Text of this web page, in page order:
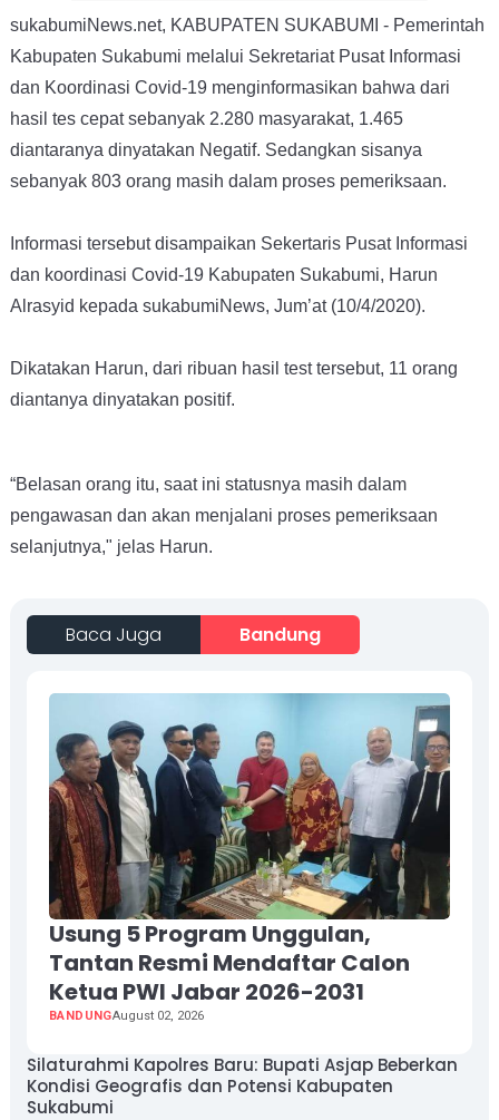
sukabumiNews.net, KABUPATEN SUKABUMI - Pemerintah
Kabupaten Sukabumi melalui Sekretariat Pusat Informasi
dan Koordinasi Covid-19 menginformasikan bahwa dari
hasil tes cepat sebanyak 2.280 masyarakat, 1.465
diantaranya dinyatakan Negatif. Sedangkan sisanya
sebanyak 803 orang masih dalam proses pemeriksaan.
Informasi tersebut disampaikan Sekertaris Pusat Informasi
dan koordinasi Covid-19 Kabupaten Sukabumi, Harun
Alrasyid kepada sukabumiNews, Jum’at (10/4/2020).
Dikatakan Harun, dari ribuan hasil test tersebut, 11 orang
diantanya dinyatakan positif.
“Belasan orang itu, saat ini statusnya masih dalam
pengawasan dan akan menjalani proses pemeriksaan
selanjutnya," jelas Harun.
Baca Juga Bandung
Usung 5 Program Unggulan,
Tantan Resmi Mendaftar Calon
Ketua PWI Jabar 2026-2031
BANDUNGAugust 02, 2026
Silaturahmi Kapolres Baru: Bupati Asjap Beberkan
Kondisi Geografis dan Potensi Kabupaten
Sukabumi